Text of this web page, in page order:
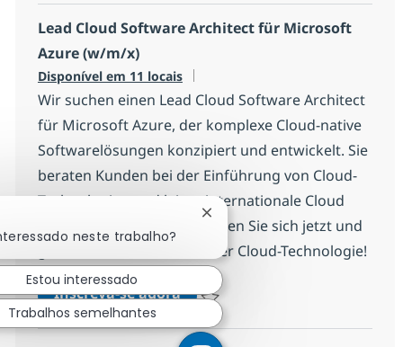
Lead Cloud Software Architect für Microsoft
Azure (w/m/x)
Disponível em 11 locais
Wir suchen einen Lead Cloud Software Architect
für Microsoft Azure, der komplexe Cloud-native
Softwarelösungen konzipiert und entwickelt. Sie
beraten Kunden bei der Einführung von Cloud-
Technologien und leiten internationale Cloud
Engineering Teams. Bewerben Sie sich jetzt und
gestalten Sie die Zukunft der Cloud-Technologie!
Inscreva-se agoraLead Cloud Software
Salvar Lead Cloud Software
neste trabalho?
Fechar notificação de chatbot
Estou interessado
Trabalhos semelhantes